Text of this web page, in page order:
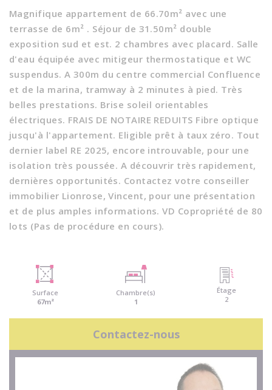
Magnifique appartement de 66.70m² avec une
terrasse de 6m² . Séjour de 31.50m² double
exposition sud et est. 2 chambres avec placard. Salle
d'eau équipée avec mitigeur thermostatique et WC
suspendus. A 300m du centre commercial Confluence
et de la marina, tramway à 2 minutes à pied. Très
belles prestations. Brise soleil orientables
électriques. FRAIS DE NOTAIRE REDUITS Fibre optique
jusqu'à l'appartement. Eligible prêt à taux zéro. Tout
dernier label RE 2025, encore introuvable, pour une
isolation très poussée. A découvrir très rapidement,
dernières opportunités. Contactez votre conseiller
immobilier Lionrose, Vincent, pour une présentation
et de plus amples informations. VD Copropriété de 80
lots (Pas de procédure en cours).
Surface
67m²
Chambre(s)
1
Étage
2
Contactez-nous